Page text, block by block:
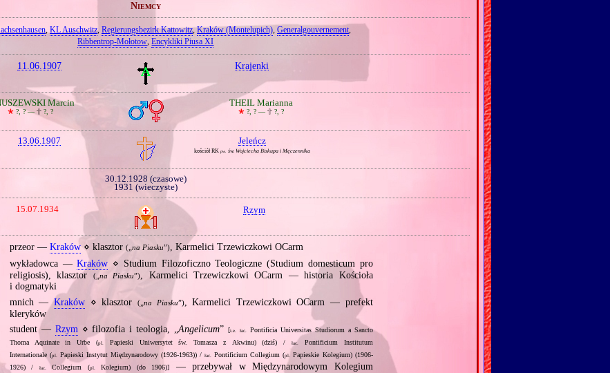
Niemcy
, KL Auschwitz, Regierungsbezirk Kattowitz,Kraków (Montelupich), Generalgouvernement,
Ribbentrop‐Mołotow,Encykliki Piusa XI
11.06.1907 Krajenki
Marcin
🞲?, ? — 🕆?, ?
THEIL Marianna
🞲 ?, ? —🕆 ?, ?
13.06.1907 Jeleńcz
kościół RK pw.św. Wojciecha Biskupa i Męczennika
30.12.1928 (czasowe)
1931 (wieczyste)
15.07.1934 Rzym
przeor — Kraków⋄ klasztor („na Piasku”), Karmelici Trzewiczkowi OCarm
wykładowca —Kraków ⋄ Studium Filozoficzno Teologiczne (Studium domesticum pro
religiosis), klasztor
(„ na Piasku”), Karmelici Trzewiczkowi OCarm — historia Kościoła
i dogmatyki
mnich —Kraków ⋄ klasztor („ na Piasku”), Karmelici Trzewiczkowi OCarm — prefekt
kleryków
student — Rzym⋄ filozofia i teologia, „Angelicum”[i.e. łac.
Pontificia Universitas Studiorum a Sancto
Thoma Aquinate in Urbe (pl. Papieski Uniwersytet św. Tomasza z Akwinu) (dziś) /łac.
Pontificium Institutum
Internationale (pl. Papieski Instytut Międzynarodowy (1926‐1963)) /łac. Pontificium Collegium (pl.
Papieskie Kolegium) (1906‐
1926) /
łac. Collegium (pl. Kolegium) (do 1906)]
— przebywał w Międzynarodowym Kolegium